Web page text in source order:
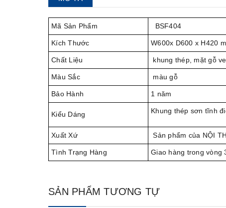
Mã Sản Phẩm BSF404
Kích Thước W600x D600 x H420
Chất Liệu khung thép, mặt gỗ
Màu Sắc màu gỗ
Bảo Hành 1 năm
Kiểu Dáng Khung thép sơn tĩnh
Xuất Xứ Sản phẩm của NỘI
Tình Trạng Hàng Giao hàng trong vòng
SẢN PHẨM TƯƠNG TỰ